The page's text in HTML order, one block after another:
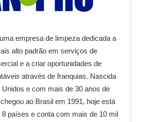
empresa de limpeza dedicada a
alto padrão em serviços de
e a criar oportunidades de
através de franquias. Nascida
e com mais de 30 anos de
ao Brasil em 1991, hoje está
8 países e conta com mais de 10 mil